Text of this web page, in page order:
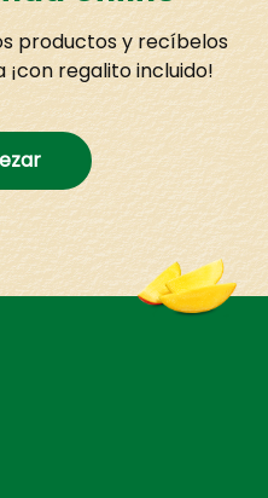
productos y recíbelos
regalito incluido!